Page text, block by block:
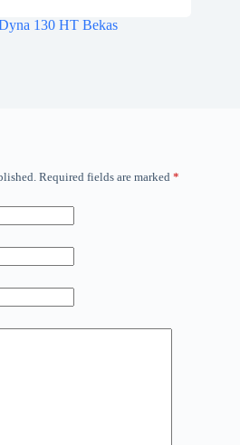
130 HT Bekas
Required fields are marked *